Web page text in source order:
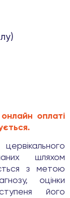
оплаті
шляхом
з метою
оцінки
його